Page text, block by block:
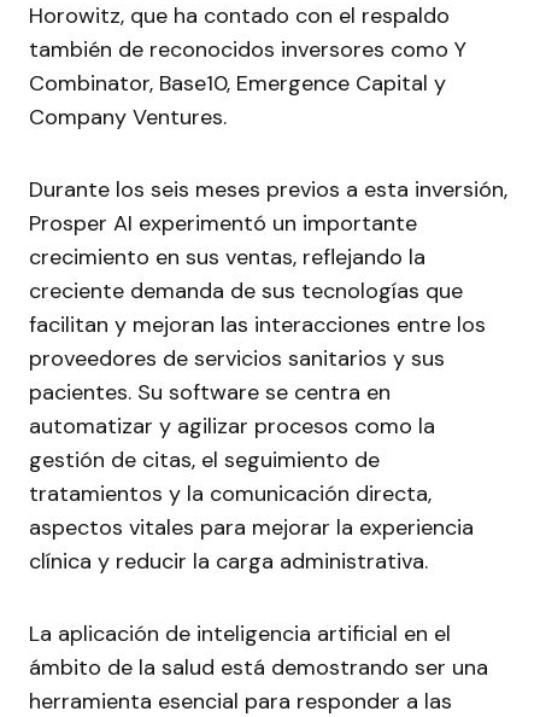
Horowitz, que ha contado con el respaldo
también de reconocidos inversores como Y
Combinator, Base10, Emergence Capital y
Company Ventures.
Durante los seis meses previos a esta inversión,
Prosper AI experimentó un importante
crecimiento en sus ventas, reflejando la
creciente demanda de sus tecnologías que
facilitan y mejoran las interacciones entre los
proveedores de servicios sanitarios y sus
pacientes. Su software se centra en
automatizar y agilizar procesos como la
gestión de citas, el seguimiento de
tratamientos y la comunicación directa,
aspectos vitales para mejorar la experiencia
clínica y reducir la carga administrativa.
La aplicación de inteligencia artificial en el
ámbito de la salud está demostrando ser una
herramienta esencial para responder a las